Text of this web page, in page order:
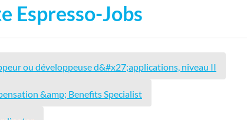
Espresso-Jobs
ou développeuse d&#x27;applications, niveau II
&amp; Benefits Specialist